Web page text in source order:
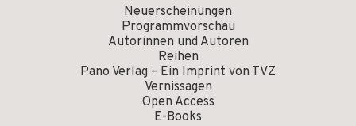
Neuerscheinungen
Programmvorschau
Autorinnen und Autoren
Reihen
Pano Verlag – Ein Imprint von TVZ
Vernissagen
Open Access
E-Books